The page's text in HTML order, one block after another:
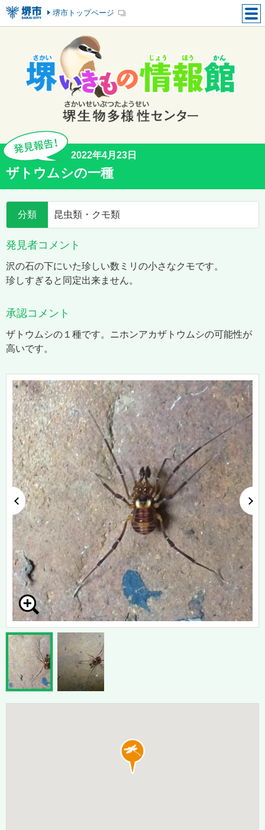
堺市トップページ
2022年4月23日
ザトウムシの一種
分類 昆虫類・クモ類
発見者コメント
沢の石の下にいた珍しい数ミリの小さなクモです。
珍しすぎると同定出来ません。
承認コメント
ザトウムシの１種です。ニホンアカザトウムシの可能性が
高いです。